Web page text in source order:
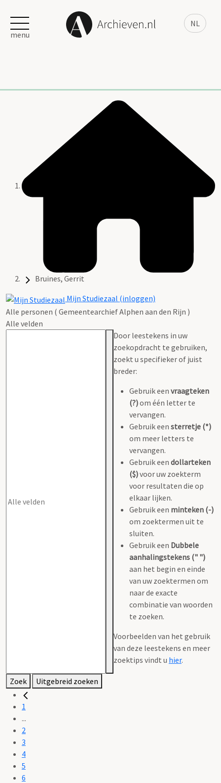
NL
menu
Bruines, Gerrit
Mijn Studiezaal (inloggen)
Alle personen ( Gemeentearchief Alphen aan den Rijn )
Alle velden
Door leestekens in uw
zoekopdracht te gebruiken,
zoekt u specifieker of juist
breder:
Gebruik een vraagteken
(?)om één letter te
vervangen.
Gebruik een sterretje (*)
om meer letters te
vervangen.
Gebruik een dollarteken
($)voor uw zoekterm
voor resultaten die op
elkaar lijken.
Gebruik een minteken (-)
om zoektermen uit te
sluiten.
Gebruik een Dubbele
aanhalingstekens (" ")
aan het begin en einde
van uw zoektermen om
naar de exacte
combinatie van woorden
te zoeken.
Voorbeelden van het gebruik
van deze leestekens en meer
zoektips vindt u hier.
Zoek Uitgebreid zoeken
1
...
2
3
4
5
6